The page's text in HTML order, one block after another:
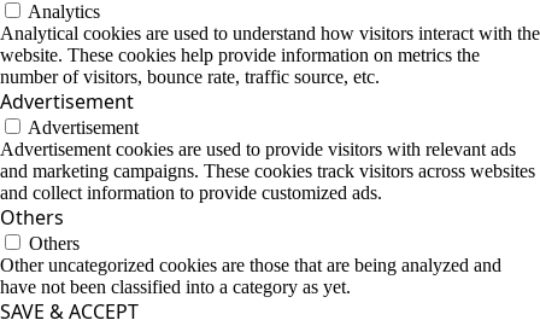
Analytics
Analytical cookies are used to understand how visitors interact with the
website. These cookies help provide information on metrics the
number of visitors, bounce rate, traffic source, etc.
Advertisement
Advertisement
Advertisement cookies are used to provide visitors with relevant ads
and marketing campaigns. These cookies track visitors across websites
and collect information to provide customized ads.
Others
Others
Other uncategorized cookies are those that are being analyzed and
have not been classified into a category as yet.
SAVE & ACCEPT